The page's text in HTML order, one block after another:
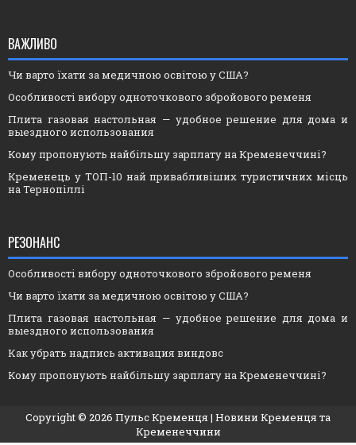
ВАЖЛИВО
Чи варто їхати за медичною освітою у США?
Особливості вибору одноточкового збройового ременя
Плита газовая настольная — удобное решение для дома и
выездного использования
Кому пропонують найбільшу зарплату на Кременеччині?
Кременець у ТОП-10 най привабливіших туристичних місць
на Тернопіллі
РЕЗОНАНС
Особливості вибору одноточкового збройового ременя
Чи варто їхати за медичною освітою у США?
Плита газовая настольная — удобное решение для дома и
выездного использования
Как убрать надпись активация виндовс
Кому пропонують найбільшу зарплату на Кременеччині?
Copyright © 2026 Пульс Кременця | Новини Кременця та
Кременеччини